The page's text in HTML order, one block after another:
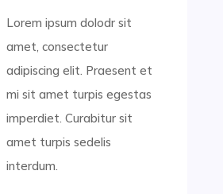
Lorem ipsum dolodr sit
amet, consectetur
adipiscing elit. Praesent et
mi sit amet turpis egestas
imperdiet. Curabitur sit
amet turpis sedelis
interdum.